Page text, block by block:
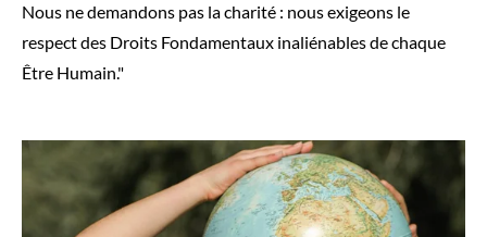
Nous ne demandons pas la charité : nous exigeons le
respect des Droits Fondamentaux inaliénables de chaque
Être Humain."